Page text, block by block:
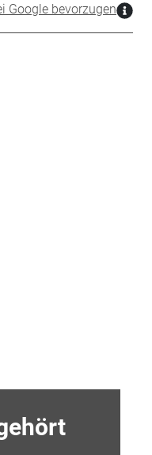
Google bevorzugen